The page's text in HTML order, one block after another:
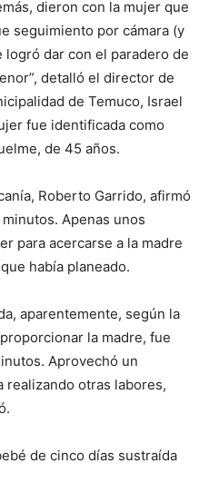
dieron con la mujer que
seguimiento por cámara (y
dar con el paradero de
detalló el director de
de Temuco, Israel
fue identificada como
de 45 años.
Roberto Garrido, afirmó
Apenas unos
para acercarse a la madre
había planeado.
aparentemente, según la
la madre, fue
Aprovechó un
realizando otras labores,
de cinco días sustraída